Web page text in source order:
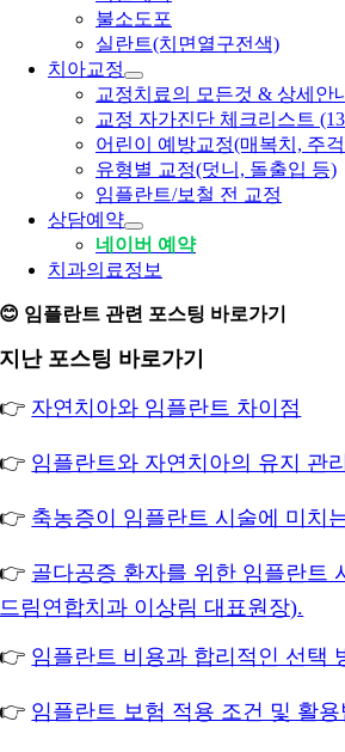
불소도포
실란트(치면열구전색)
치아교정
교정치료의 모든것 & 상세안
교정 자가진단 체크리스트
어린이 예방교정(매복치, 주
유형별 교정(덧니, 돌출입 등)
임플란트/보철 전 교정
상담예약
네이버 예약
치과의료정보
😊 임플란트 관련 포스팅 바로가기
지난 포스팅 바로가기
👉 자연치아와 임플란트 차이점
👉 임플란트와 자연치아의 유지 관
👉 축농증이 임플란트 시술에 미치
👉 골다공증 환자를 위한 임플란트
드림연합치과 이상림 대표원장).
👉 임플란트 비용과 합리적인 선택
👉 임플란트 보험 적용 조건 및 활용